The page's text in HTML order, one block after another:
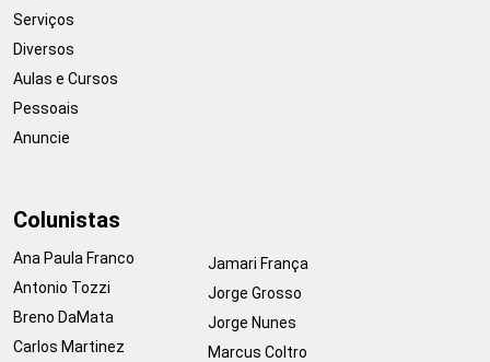
Serviços
Diversos
Aulas e Cursos
Pessoais
Anuncie
Colunistas
Ana Paula Franco
Antonio Tozzi
Breno DaMata
Carlos Martinez
Jamari França
Jorge Grosso
Jorge Nunes
Marcus Coltro